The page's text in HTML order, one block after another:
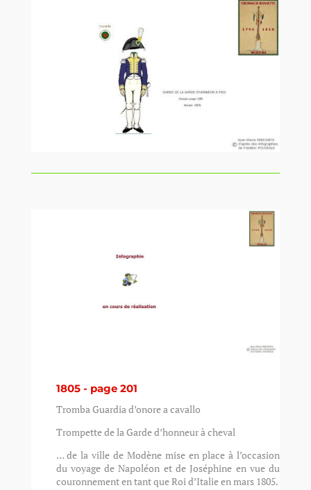
1805 - page 201
Tromba Guardia d’onore a cavallo
Trompette de la Garde d’honneur à cheval
… de la ville de Modène mise en place à l’occasion
du voyage de Napoléon et de Joséphine en vue du
couronnement en tant que Roi d’Italie en mars 1805.